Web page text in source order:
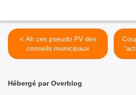
< Ah ces pseudo PV des
conseils municipaux
Hébergé par Overblog